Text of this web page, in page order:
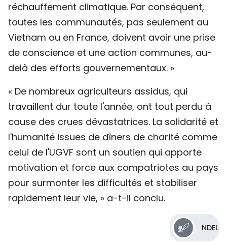
réchauffement climatique. Par conséquent,
toutes les communautés, pas seulement au
Vietnam ou en France, doivent avoir une prise
de conscience et une action communes, au-
delà des efforts gouvernementaux. »
« De nombreux agriculteurs assidus, qui
travaillent dur toute l'année, ont tout perdu à
cause des crues dévastatrices. La solidarité et
l'humanité issues de dîners de charité comme
celui de l'UGVF sont un soutien qui apporte
motivation et force aux compatriotes au pays
pour surmonter les difficultés et stabiliser
rapidement leur vie, » a-t-il conclu.
NDEL